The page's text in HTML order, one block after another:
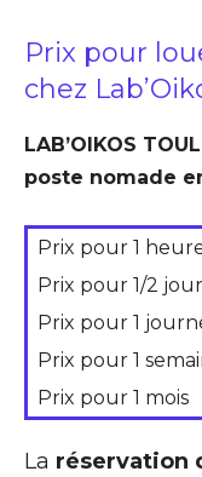
Prix pour
chez
LAB’OIKOS
poste nomade
Prix pour 1
Prix pour 1/2
Prix pour 1
Prix pour 1
Prix pour 1 mois
La réservation